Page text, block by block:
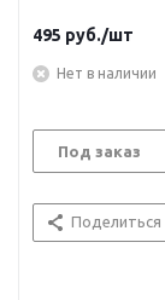
495 руб./шт
Нет в наличии
Под заказ
Поделиться